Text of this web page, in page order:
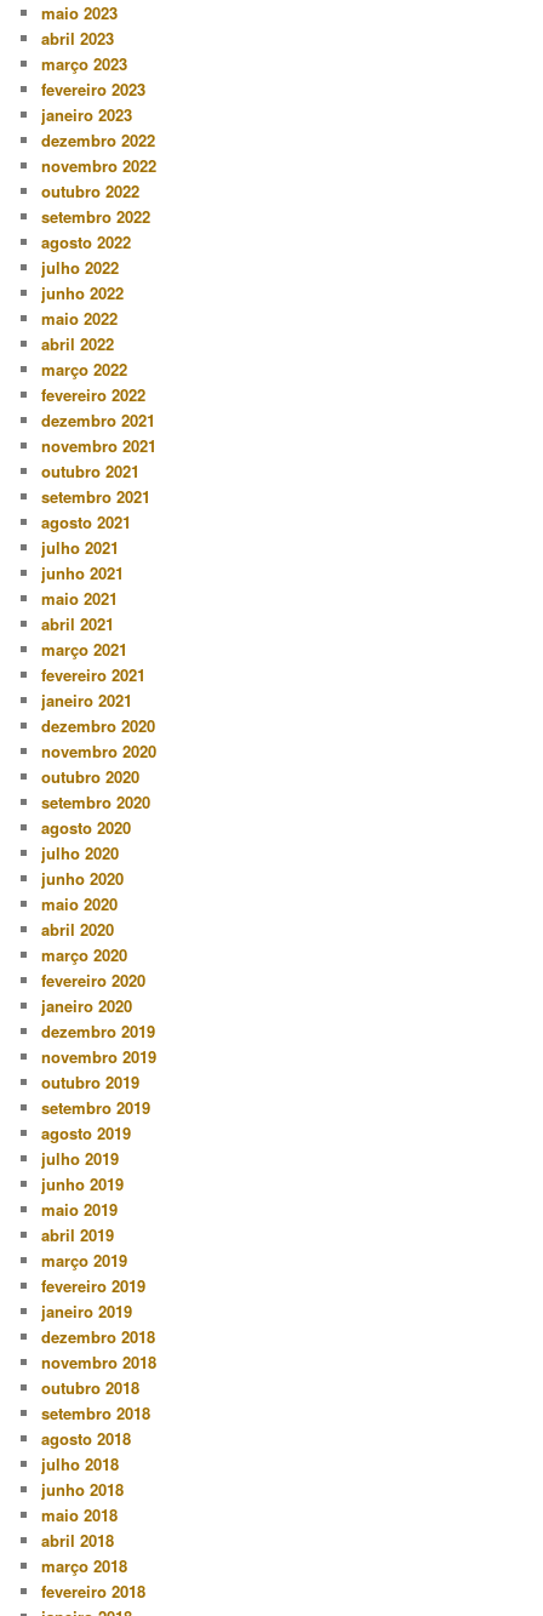
maio 2023
abril 2023
março 2023
fevereiro 2023
janeiro 2023
dezembro 2022
novembro 2022
outubro 2022
setembro 2022
agosto 2022
julho 2022
junho 2022
maio 2022
abril 2022
março 2022
fevereiro 2022
dezembro 2021
novembro 2021
outubro 2021
setembro 2021
agosto 2021
julho 2021
junho 2021
maio 2021
abril 2021
março 2021
fevereiro 2021
janeiro 2021
dezembro 2020
novembro 2020
outubro 2020
setembro 2020
agosto 2020
julho 2020
junho 2020
maio 2020
abril 2020
março 2020
fevereiro 2020
janeiro 2020
dezembro 2019
novembro 2019
outubro 2019
setembro 2019
agosto 2019
julho 2019
junho 2019
maio 2019
abril 2019
março 2019
fevereiro 2019
janeiro 2019
dezembro 2018
novembro 2018
outubro 2018
setembro 2018
agosto 2018
julho 2018
junho 2018
maio 2018
abril 2018
março 2018
fevereiro 2018